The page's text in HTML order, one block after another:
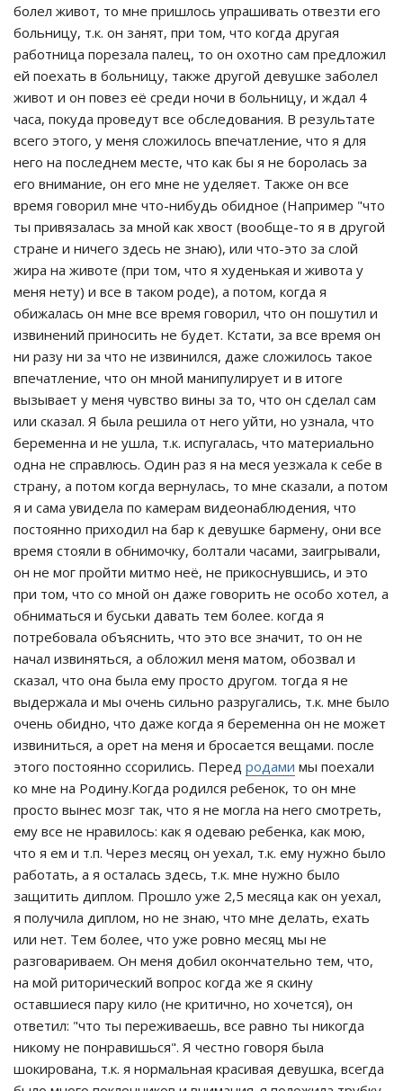
болел живот, то мне пришлось упрашивать отвезти его
больницу, т.к. он занят, при том, что когда другая
работница порезала палец, то он охотно сам предложил
ей поехать в больницу, также другой девушке заболел
живот и он повез её среди ночи в больницу, и ждал 4
часа, покуда проведут все обследования. В результате
всего этого, у меня сложилось впечатление, что я для
него на последнем месте, что как бы я не боролась за
его внимание, он его мне не уделяет. Также он все
время говорил мне что-нибудь обидное (Например "что
ты привязалась за мной как хвост (вообще-то я в другой
стране и ничего здесь не знаю), или что-это за слой
жира на животе (при том, что я худенькая и живота у
меня нету) и все в таком роде), а потом, когда я
обижалась он мне все время говорил, что он пошутил и
извинений приносить не будет. Кстати, за все время он
ни разу ни за что не извинился, даже сложилось такое
впечатление, что он мной манипулирует и в итоге
вызывает у меня чувство вины за то, что он сделал сам
или сказал. Я была решила от него уйти, но узнала, что
беременна и не ушла, т.к. испугалась, что материально
одна не справлюсь. Один раз я на меся уезжала к себе в
страну, а потом когда вернулась, то мне сказали, а потом
я и сама увидела по камерам видеонаблюдения, что
постоянно приходил на бар к девушке бармену, они все
время стояли в обнимочку, болтали часами, заигрывали,
он не мог пройти митмо неё, не прикоснувшись, и это
при том, что со мной он даже говорить не особо хотел, а
обниматься и буськи давать тем более. когда я
потребовала объяснить, что это все значит, то он не
начал извиняться, а обложил меня матом, обозвал и
сказал, что она была ему просто другом. тогда я не
выдержала и мы очень сильно разругались, т.к. мне было
очень обидно, что даже когда я беременна он не может
извиниться, а орет на меня и бросается вещами. после
этого постоянно ссорились. Перед родами мы поехали
ко мне на Родину.Когда родился ребенок, то он мне
просто вынес мозг так, что я не могла на него смотреть,
ему все не нравилось: как я одеваю ребенка, как мою,
что я ем и т.п. Через месяц он уехал, т.к. ему нужно было
работать, а я осталась здесь, т.к. мне нужно было
защитить диплом. Прошло уже 2,5 месяца как он уехал,
я получила диплом, но не знаю, что мне делать, ехать
или нет. Тем более, что уже ровно месяц мы не
разговариваем. Он меня добил окончательно тем, что,
на мой риторический вопрос когда же я скину
оставшиеся пару кило (не критично, но хочется), он
ответил: "что ты переживаешь, все равно ты никогда
никому не понравишься". Я честно говоря была
шокирована, т.к. я нормальная красивая девушка, всегда